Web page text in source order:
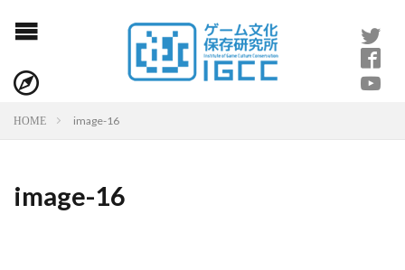
HOME image-16
image-16